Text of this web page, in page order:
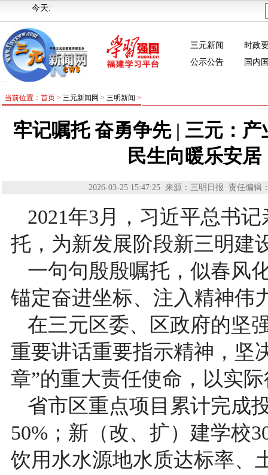
今天:
三元新闻
时政
公示公告
国内
当前位置：首页 > 三元新闻网 > 三明新闻 >
牢记嘱托 奋勇争先 | 三元：
民生向暖乐安居
2026-03-25 15:47:25 来源：三明日报 责任编辑
2021年3月，习近平总书
托，为新发展阶段新三明建
一句句殷殷嘱托，似春风
锚定奋进坐标、注入精神伟
在三元区委、区政府的坚
重要讲话重要指示精神，坚
章”的重大责任使命，以实
省市区重点项目累计完成
50%；新（改、扩）建学校
饮用水水源地水质达标率、